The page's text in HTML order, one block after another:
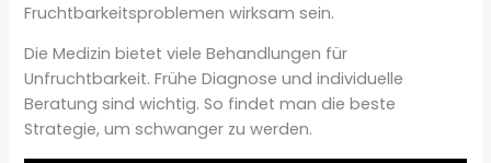
Fruchtbarkeitsproblemen wirksam sein.
Die Medizin bietet viele Behandlungen für
Unfruchtbarkeit. Frühe Diagnose und individuelle
Beratung sind wichtig. So findet man die beste
Strategie, um schwanger zu werden.